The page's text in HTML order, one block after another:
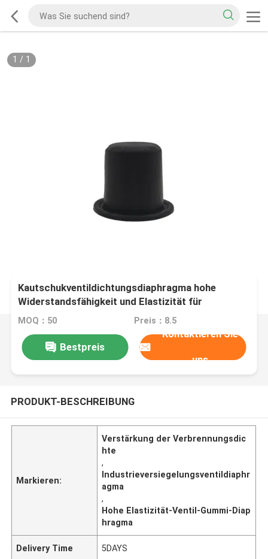
1 / 1
Kautschukventildichtungsdiaphragma hohe
Widerstandsfähigkeit und Elastizität für
industrielle Anwendungen
MOQ：50 Preis：8.5
Bestpreis
Kontaktieren Sie
uns
PRODUKT-BESCHREIBUNG
Markieren:
Verstärkung der Verbrennungsdic
hte
,
Industrieversiegelungsventildiaphr
agma
,
Hohe Elastizität-Ventil-Gummi-Diap
hragma
Delivery Time 5DAYS